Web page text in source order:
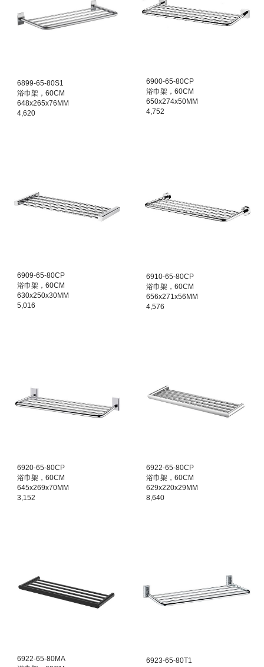
6899-65-80S1
浴巾架，60CM
648x265x76MM
4,620
6900-65-80CP
浴巾架，60CM
650x274x50MM
4,752
6909-65-80CP
浴巾架，60CM
630x250x30MM
5,016
6910-65-80CP
浴巾架，60CM
656x271x56MM
4,576
6920-65-80CP
浴巾架，60CM
645x269x70MM
3,152
6922-65-80CP
浴巾架，60CM
629x220x29MM
8,640
6922-65-80MA
6923-65-80T1